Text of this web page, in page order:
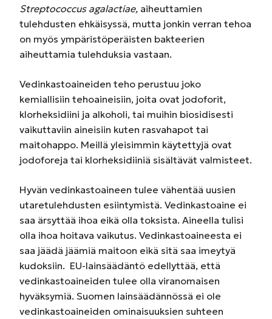
Streptococcus agalactiae, aiheuttamien
tulehdusten ehkäisyssä, mutta jonkin verran tehoa
on myös ympäristöperäisten bakteerien
aiheuttamia tulehduksia vastaan.
Vedinkastoaineiden teho perustuu joko
kemiallisiin tehoaineisiin, joita ovat jodoforit,
klorheksidiini ja alkoholi, tai muihin biosidisesti
vaikuttaviin aineisiin kuten rasvahapot tai
maitohappo. Meillä yleisimmin käytettyjä ovat
jodoforeja tai klorheksidiiniä sisältävät valmisteet.
Hyvän vedinkastoaineen tulee vähentää uusien
utaretulehdusten esiintymistä. Vedinkastoaine ei
saa ärsyttää ihoa eikä olla toksista. Aineella tulisi
olla ihoa hoitava vaikutus. Vedinkastoaineesta ei
saa jäädä jäämiä maitoon eikä sitä saa imeytyä
kudoksiin. EU-lainsäädäntö edellyttää, että
vedinkastoaineiden tulee olla viranomaisen
hyväksymiä. Suomen lainsäädännössä ei ole
vedinkastoaineiden ominaisuuksien suhteen